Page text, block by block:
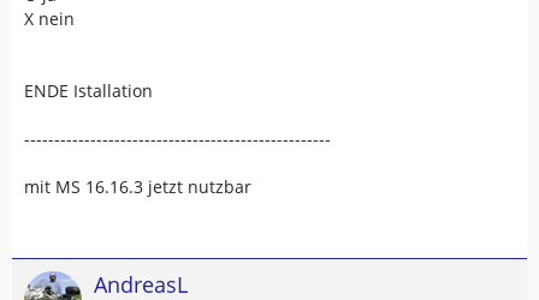
X nein
ENDE Istallation
---------------------------------------------------
mit MS 16.16.3 jetzt nutzbar
AndreasL